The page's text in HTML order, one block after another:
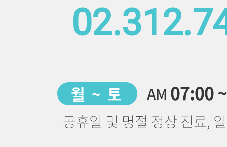
월 ~ 토 AM 07:00
공휴일 및 명절 정상 진료,